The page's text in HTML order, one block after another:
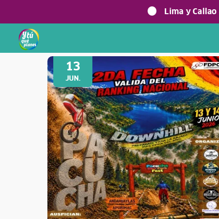
Lima y
Volver a Festividades
13
JUN.